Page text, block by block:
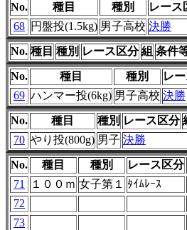
No. 種目 種別 レース
68 円盤投(1.5kg) 男子高校 決勝
No. 種目 種別 レース区分 組 条件
No. 種目 種別 レ
69 ハンマー投(6kg) 男子高校 決勝
No. 種目 種別 レース区分
70 やり投(800g) 男子 決勝
No. 種目 種別 レース区分
71
１００ｍ 女子第１ ﾀｲﾑﾚｰｽ
72
73